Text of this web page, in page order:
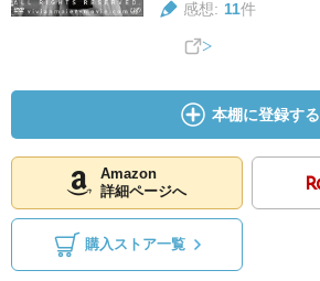
感想: 11件
本棚に登録する
Amazon
詳細ページへ
購入ストア一覧